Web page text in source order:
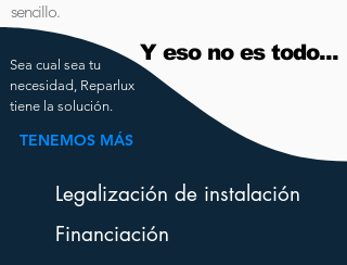
sencillo.
Y eso no es todo...
Sea cual sea tu
necesidad, Reparlux
tiene la solución.
TENEMOS MÁS
Legalización de instalación
Financiación